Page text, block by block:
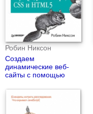
Робин Никсон
Создаем
динамические веб-
сайты с помощью
JavaScript, CSS и
HTML5